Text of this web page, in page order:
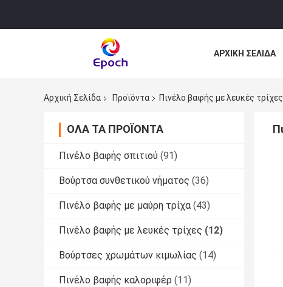
ΑΡΧΙΚΉ ΣΕΛΊΔΑ
Αρχική Σελίδα
Προϊόντα Πινέλο βαφής με λευκές τρίχες
ΌΛΑ ΤΑ ΠΡΟΪΌΝΤΑ
Πινέλο βαφής σπιτιού (91)
Βούρτσα συνθετικού νήματος (36)
Πινέλο βαφής με μαύρη τρίχα (43)
Πινέλο βαφής με λευκές τρίχες (12)
Βούρτσες χρωμάτων κιμωλίας (14)
Πινέλο βαφής καλοριφέρ (11)